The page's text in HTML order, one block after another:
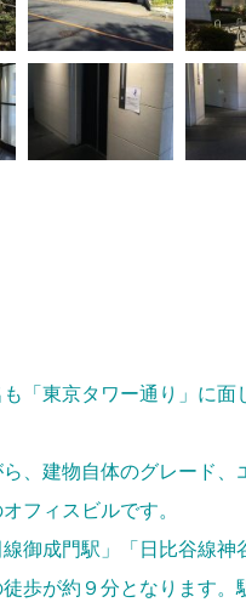
「東京タワー通り」に面
、建物自体のグレード、
フィスビルです。
御成門駅」「日比谷線神
歩が約９分となります。